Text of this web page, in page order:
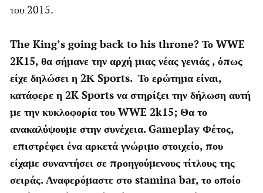
του 2015.
The King’s going back to his throne? Το WWE
2K15, θα σήμανε την αρχή μιας νέας γενιάς , όπως
είχε δηλώσει η 2Κ Sports. Το ερώτημα είναι,
κατάφερε η 2K Sports να στηρίξει την δήλωση αυτή
με την κυκλοφορία του WWE 2k15; Θα το
ανακαλύψουμε στην συνέχεια. Gameplay Φέτος,
επιστρέφει ένα αρκετά γνώριμο στοιχείο, που
είχαμε συναντήσει σε προηγούμενους τίτλους της
σειράς. Αναφερόμαστε στο stamina bar, το οποίο